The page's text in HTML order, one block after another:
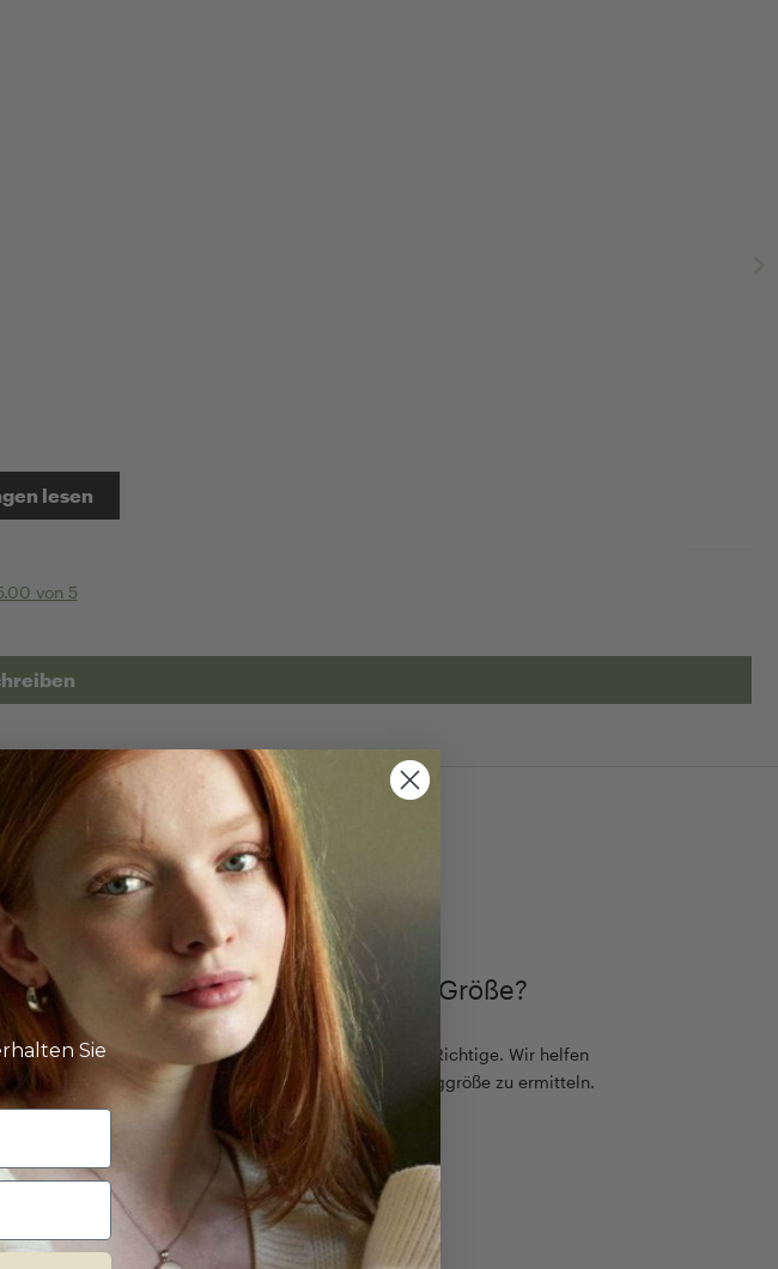
lesen
von 5
RINGRÖSSE BESTIMMEN
Wie finde ich die passende Größe?
Die Auswahl ist groß, aber es gibt nur eine Richtige. Wir helfen
Ihnen dabei ganz einfach die passende Ringgröße zu ermitteln.
Weiter zu unserem Ringgrößen - Guide
Sie